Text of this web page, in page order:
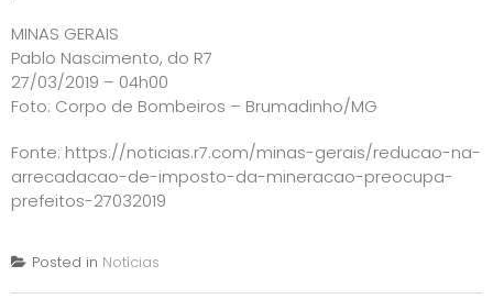
MINAS GERAIS
Pablo Nascimento, do R7
27/03/2019 – 04h00
Foto: Corpo de Bombeiros – Brumadinho/MG
Fonte: https://noticias.r7.com/minas-gerais/reducao-na-
arrecadacao-de-imposto-da-mineracao-preocupa-
prefeitos-27032019
Posted in Notícias